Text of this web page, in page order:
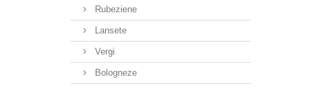
Rubeziene
Lansete
Vergi
Bologneze